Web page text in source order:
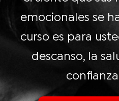
emocionales se
curso es para
descanso, la